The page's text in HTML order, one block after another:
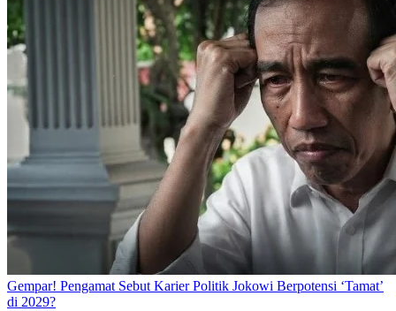
Gempar! Pengamat Sebut Karier Politik Jokowi Berpotensi ‘Tamat’
di 2029?